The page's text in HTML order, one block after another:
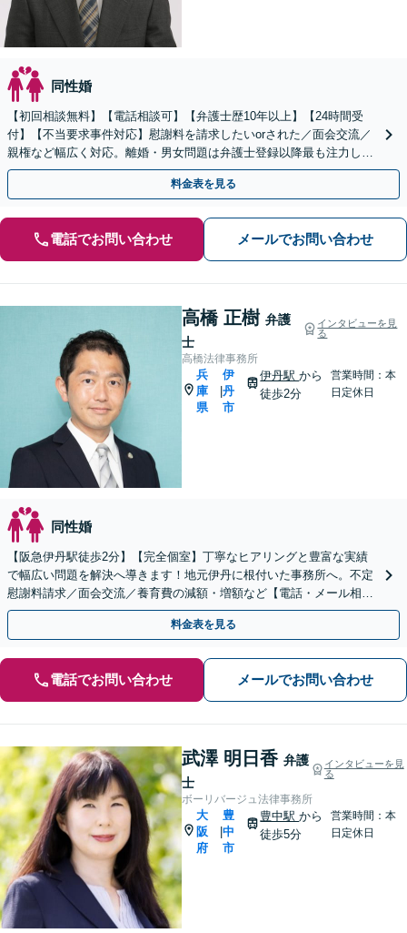
同性婚
【初回相談無料】【電話相談可】【弁護士歴10年以上】【24時間受
付】【不当要求事件対応】慰謝料を請求したいorされた／面会交流／
親権など幅広く対応。離婚・男女問題は弁護士登録以降最も注力して
きました。最適な結果が得られるよう尽力いたします。
料金表を見る
電話でお問い合わせ メールでお問い合わせ
高橋 正樹 弁護
士
インタビューを見
る
高橋法律事務所
兵
庫
県
伊
丹
市
伊丹駅から
徒歩2分
営業時間：本
日定休日
同性婚
【阪急伊丹駅徒歩2分】【完全個室】丁寧なヒアリングと豊富な実績
で幅広い問題を解決へ導きます！地元伊丹に根付いた事務所へ。不定
慰謝料請求／面会交流／養育費の減額・増額など【電話・メール相談
初回無料】【休日夜間対応可】【オンライン可能】
料金表を見る
電話でお問い合わせ メールでお問い合わせ
武澤 明日香 弁護
士
インタビューを見
る
ボーリバージュ法律事務所
大
阪
府
豊
中
市
豊中駅から
徒歩5分
営業時間：本
日定休日